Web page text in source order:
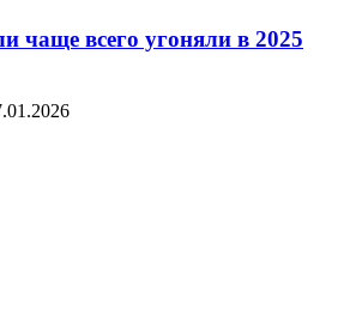
чаще всего угоняли в 2025